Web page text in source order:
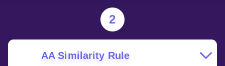
2
AA Similarity Rule